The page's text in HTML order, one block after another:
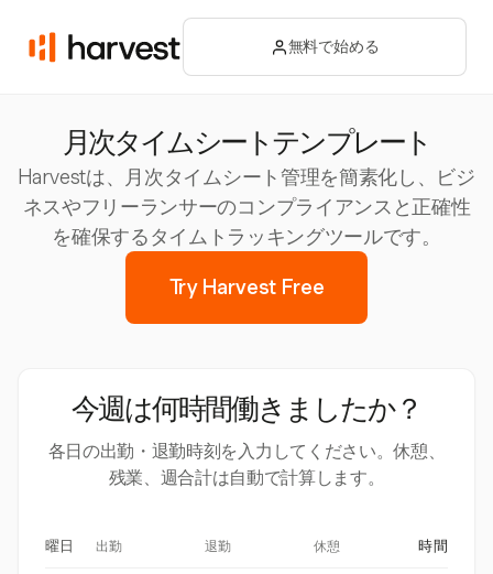
無料で始める
月次タイムシートテンプレート
Harvestは、月次タイムシート管理を簡素化し、ビジ
ネスやフリーランサーのコンプライアンスと正確性
を確保するタイムトラッキングツールです。
Try Harvest Free
今週は何時間働きましたか？
各日の出勤・退勤時刻を入力してください。休憩、
残業、週合計は自動で計算します。
曜日 出勤 退勤 休憩 時間